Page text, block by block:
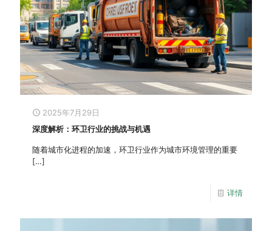
2025年7月29日
深度解析：环卫行业的挑战与机遇
随着城市化进程的加速，环卫行业作为城市环境管理的重要
[…]
详情